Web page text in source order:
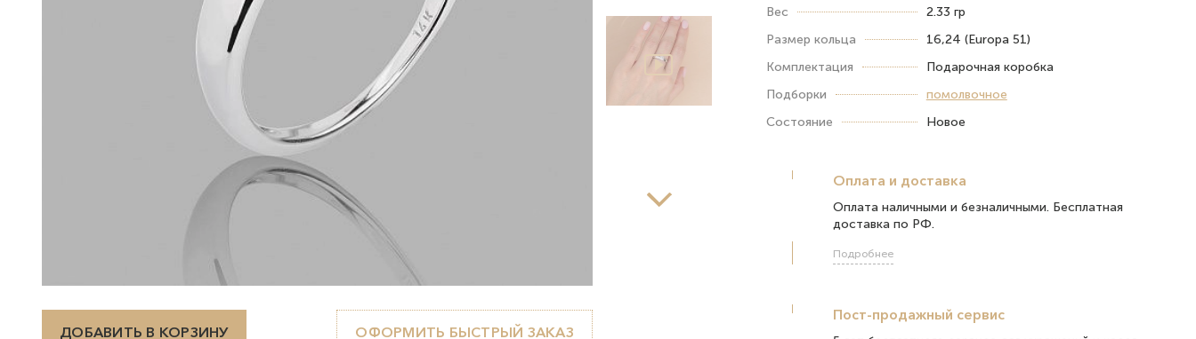
ДОБАВИТЬ В КОРЗИНУ ОФОРМИТЬ БЫСТРЫЙ ЗАКАЗ
Вес
2.33 гр
Размер кольца
16,24 (Europa 51)
Комплектация
Подарочная коробка
Подборки
помолвочное
Состояние
Новое
Оплата и доставка
Оплата наличными и безналичными. Бесплатная
доставка по РФ.
Подробнее
Пост-продажный сервис